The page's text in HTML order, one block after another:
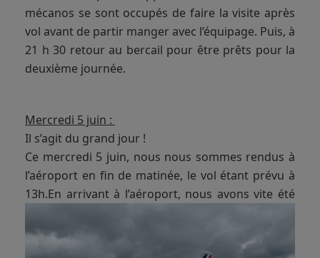
mécanos se sont occupés de faire la visite après
vol avant de partir manger avec l’équipage. Puis, à
21 h 30 retour au bercail pour être prêts pour la
deuxième journée.
Mercredi 5 juin :
Il s’agit du grand jour !
Ce mercredi 5 juin, nous nous sommes rendus à
l’aéroport en fin de matinée, le vol étant prévu à
13h.En arrivant à l’aéroport, nous avons vite été